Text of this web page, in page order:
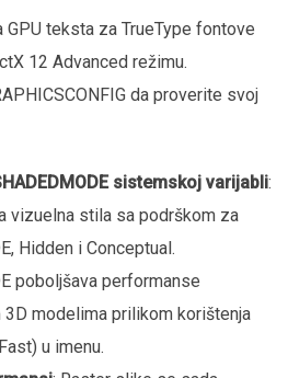
GPU teksta za TrueType fontove
12 Advanced režimu.
da proverite svoj
sistemskoj varijabli:
vizuelna stila sa podrškom za
Hidden i Conceptual.
poboljšava performanse
modelima prilikom korištenja
u imenu.